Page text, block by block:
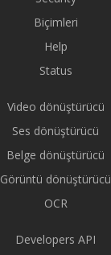
Biçimleri
Help
Status
Video dönüştürücü
Ses dönüştürücü
Belge dönüştürücü
Görüntü dönüştürücü
OCR
Developers API